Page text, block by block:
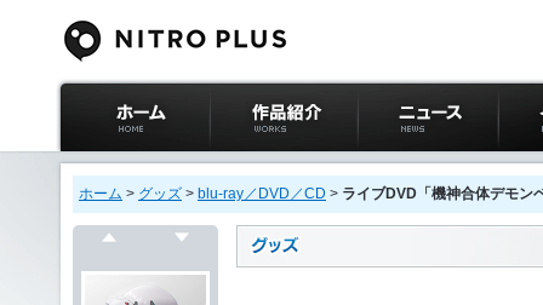
ニトロプラス公式
サイト ホーム
作品紹介 ニュース イベ
ホーム > グッズ > blu-ray／DVD／CD > ライブDVD「機神合体デモン